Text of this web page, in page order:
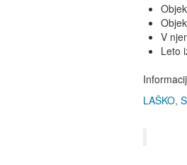
V
Leto
LAŠKO,